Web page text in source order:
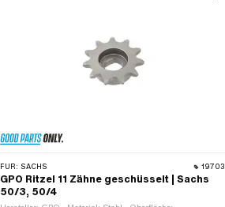
FÜR: SACHS 19703
GPO Ritzel 11 Zähne geschüsselt | Sachs
50/3, 50/4